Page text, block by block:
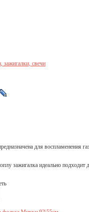
зажигалки, свечи
для воспламенения
зажигалка идеально подходит